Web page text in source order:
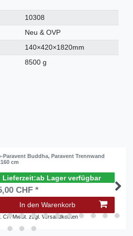
10308
Neu & OVP
140×420×1820mm
8500 g
Paravent Buddha, Paravent Trennwand
cm
ab Lager verfügbar
CHF *
In den Warenkorb
CH MwSt. zzgl.Versandkosten